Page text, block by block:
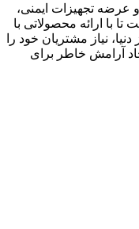
و عرضه تجهیزات ایمنی،
با ارائه محصولاتی با
نیاز مشتریان خود را
آرامش خاطر برای